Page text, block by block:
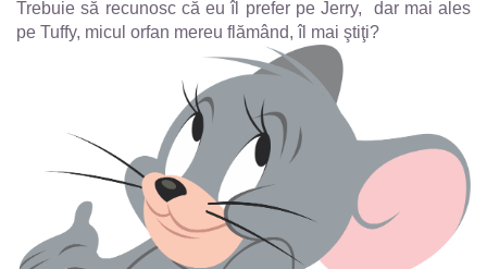
Trebuie să recunosc că eu îl prefer pe Jerry, dar mai ales
pe Tuffy, micul orfan mereu flămând, îl mai ştiţi?